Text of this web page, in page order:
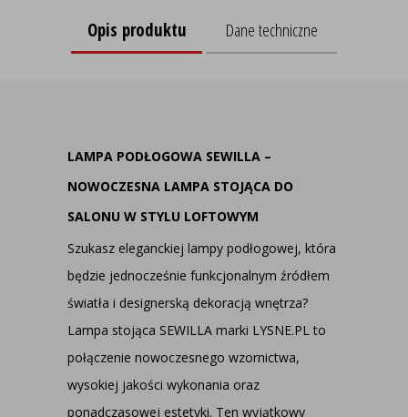
Opis produktu Dane techniczne
LAMPA PODŁOGOWA SEWILLA –
NOWOCZESNA LAMPA STOJĄCA DO
SALONU W STYLU LOFTOWYM
Szukasz eleganckiej lampy podłogowej, która
będzie jednocześnie funkcjonalnym źródłem
światła i designerską dekoracją wnętrza?
Lampa stojąca SEWILLA marki LYSNE.PLto
połączenie nowoczesnego wzornictwa,
wysokiej jakości wykonania oraz
ponadczasowej estetyki. Ten wyjątkowy